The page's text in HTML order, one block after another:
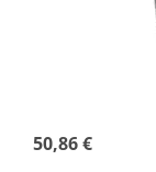
50,86 €